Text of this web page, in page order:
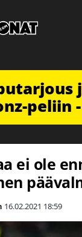
peliin
ei ole
16.02.2021 18:59